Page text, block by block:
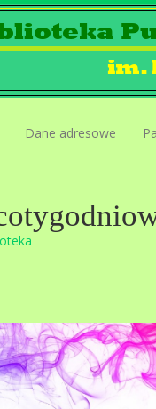
Dane adresowe